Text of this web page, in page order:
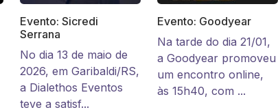
Evento: Sicredi
Serrana
No dia 13 de maio de
2026, em Garibaldi/RS,
a Dialethos Eventos
teve a satisf...
Evento: Goodyear
Na tarde do dia 21/01,
a Goodyear promoveu
um encontro online,
às 15h40, com ...